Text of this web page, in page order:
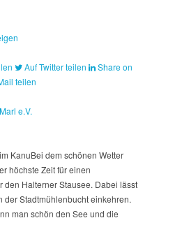
Auf Twitter teilen
Share on
teilen
e.V.
KanuBei dem schönen Wetter
höchste Zeit für einen
den Halterner Stausee. Dabei lässt
der Stadtmühlenbucht einkehren.
man schön den See und die